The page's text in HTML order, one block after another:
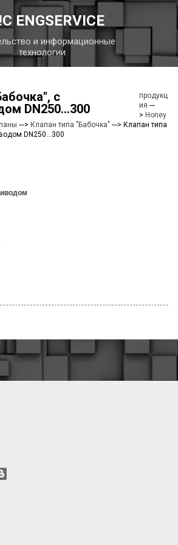
основному контенту
ENGSERVICE
и информационные
технологии
с
DN250...300
продукц
ия ---
> Honey
---> Клапан типа "Бабочка" ---> Клапан типа
DN250...300